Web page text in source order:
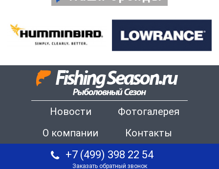
Новости
Фотогалерея
О компании
Контакты
+7 (499) 398 22 54
Заказать обратный звонок